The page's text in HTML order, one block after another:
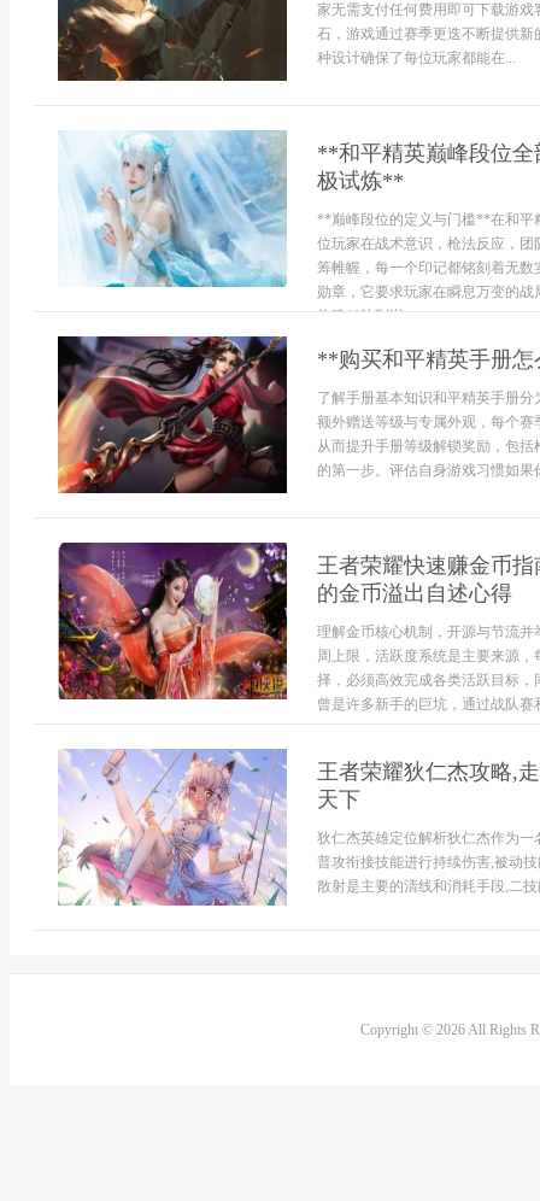
家无需支付任何费用即可下载游
石，游戏通过赛季更迭不断提供
种设计确保了每位玩家都能在...
**和平精英巅峰段位
极试炼**
**巅峰段位的定义与门槛**在和平
位玩家在战术意识，枪法反应，
筹帷幄，每一个印记都铭刻着无
勋章，它要求玩家在瞬息万变的
构建**达到巅...
**购买和平精英手册
了解手册基本知识和平精英手册
额外赠送等级与专属外观，每个
从而提升手册等级解锁奖励，包
的第一步。评估自身游戏习惯如
王者荣耀快速赚金币
的金币溢出自述心得
理解金币核心机制，开源与节流
周上限，活跃度系统是主要来源
择，必须高效完成各类活跃目标
曾是许多新手的巨坑，通过战队
王者荣耀狄仁杰攻略,
天下
狄仁杰英雄定位解析狄仁杰作为
普攻衔接技能进行持续伤害,被动
散射是主要的清线和消耗手段,二
Copyright © 2026 All Rights